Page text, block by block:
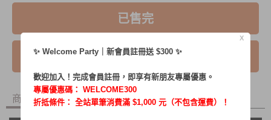
已售完
我要詢問
商品內容 商品討論
X
✨ Welcome Party｜新會員註冊送 $300 ✨
歡迎加入！完成會員註冊，即享有新朋友專屬優惠。
專屬優惠碼： WELCOME300
折抵條件： 全站單筆消費滿 $1,000 元（不包含運費）！